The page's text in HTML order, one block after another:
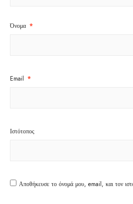
Όνομα *
Email *
Ιστότοπος
Αποθήκευσε το όνομά μου, email, και τον